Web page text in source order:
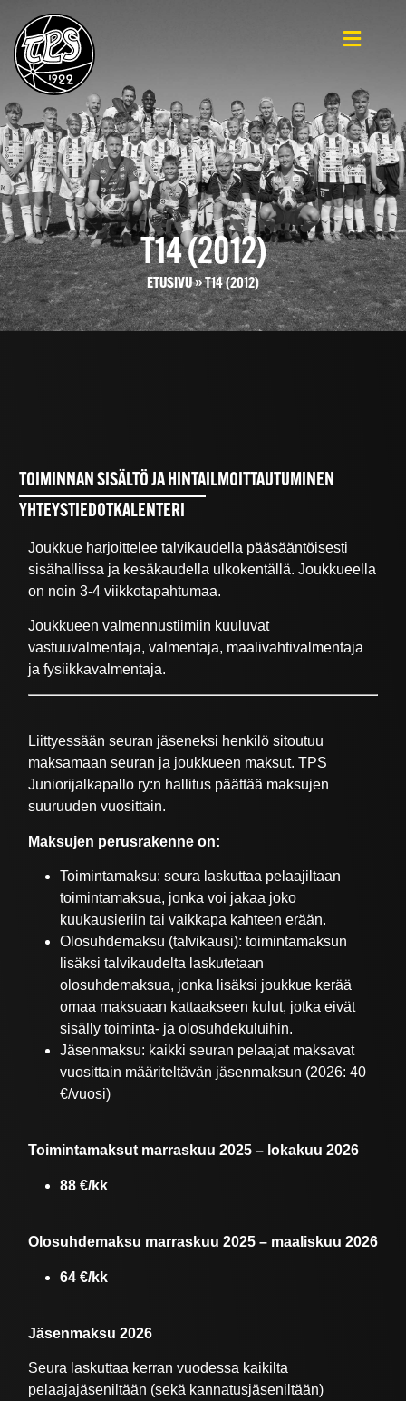
T14 (2012)
ETUSIVU»T14 (2012)
TOIMINNAN SISÄLTÖ JA HINTAILMOITTAUTUMINEN
YHTEYSTIEDOTKALENTERI
Joukkue harjoittelee talvikaudella pääsääntöisesti
sisähallissa ja kesäkaudella ulkokentällä. Joukkueella
on noin 3-4 viikkotapahtumaa.
Joukkueen valmennustiimiin kuuluvat
vastuuvalmentaja, valmentaja, maalivahtivalmentaja
ja fysiikkavalmentaja.
Liittyessään seuran jäseneksi henkilö sitoutuu
maksamaan seuran ja joukkueen maksut. TPS
Juniorijalkapallo ry:n hallitus päättää maksujen
suuruuden vuosittain.
Maksujen perusrakenne on:
Toimintamaksu: seura laskuttaa pelaajiltaan
toimintamaksua, jonka voi jakaa joko
kuukausieriin tai vaikkapa kahteen erään.
Olosuhdemaksu (talvikausi): toimintamaksun
lisäksi talvikaudelta laskutetaan
olosuhdemaksua, jonka lisäksi joukkue kerää
omaa maksuaan kattaakseen kulut, jotka eivät
sisälly toiminta- ja olosuhdekuluihin.
Jäsenmaksu: kaikki seuran pelaajat maksavat
vuosittain määriteltävän jäsenmaksun (2026: 40
€/vuosi)
Toimintamaksut marraskuu 2025 – lokakuu 2026
88 €/kk
Olosuhdemaksu marraskuu 2025 – maaliskuu 2026
64 €/kk
Jäsenmaksu 2026
Seura laskuttaa kerran vuodessa kaikilta
pelaajajäseniltään (sekä kannatusjäseniltään)